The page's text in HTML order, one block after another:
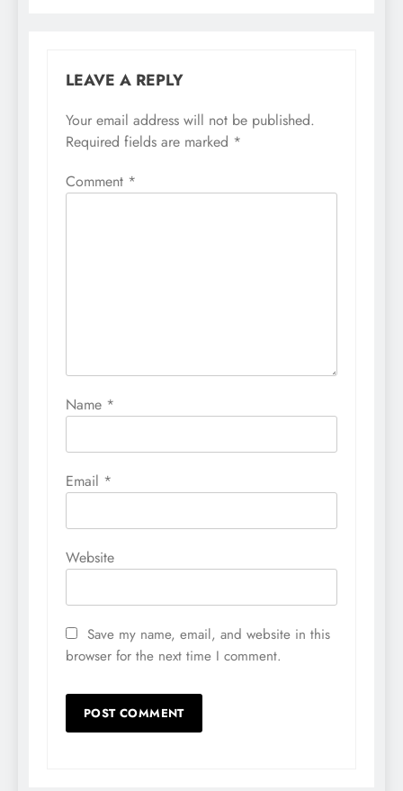
LEAVE A REPLY
Your email address will not be published.
Required fields are marked *
Comment *
Name *
Email *
Website
Save my name, email, and website in this
browser for the next time I comment.